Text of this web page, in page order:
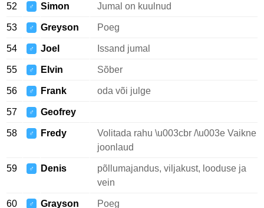
52 ♂ Simon Jumal on kuulnud
53 ♂ Greyson Poeg
54 ♂ Joel Issand jumal
55 ♂ Elvin Sõber
56 ♂ Frank oda või julge
57 ♂ Geofrey
58 ♂ Fredy
Volitada rahu \u003cbr /\u003e Vaikne
joonlaud
59 ♂ Denis
põllumajandus, viljakust, looduse ja
vein
60 ♂ Grayson Poeg